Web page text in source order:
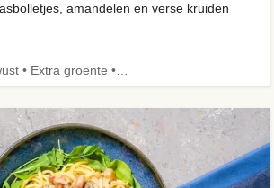
amandelen en verse kruiden